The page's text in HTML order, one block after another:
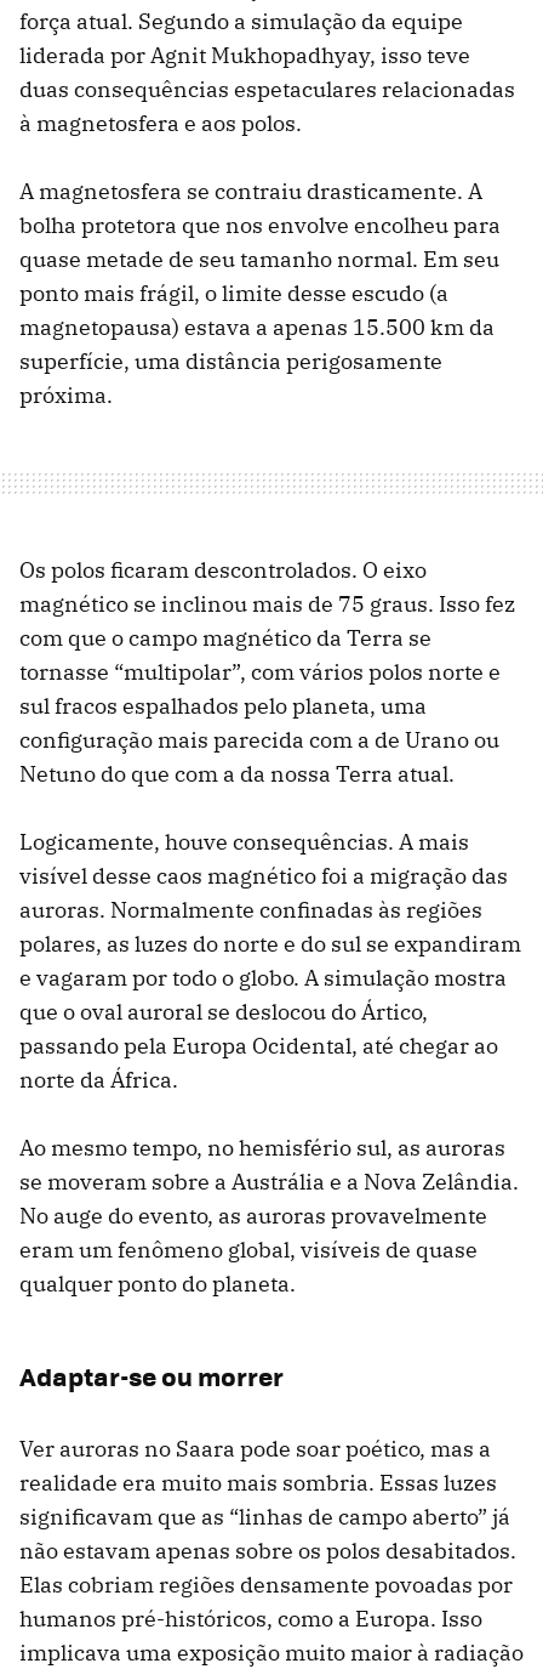
força atual. Segundo a simulação da equipe
liderada por Agnit Mukhopadhyay, isso teve
duas consequências espetaculares relacionadas
à magnetosfera e aos polos.
A magnetosfera se contraiu drasticamente. A
bolha protetora que nos envolve encolheu para
quase metade de seu tamanho normal. Em seu
ponto mais frágil, o limite desse escudo (a
magnetopausa) estava a apenas 15.500 km da
superfície, uma distância perigosamente
próxima.
Os polos ficaram descontrolados. O eixo
magnético se inclinou mais de 75 graus. Isso fez
com que o campo magnético da Terra se
tornasse “multipolar”, com vários polos norte e
sul fracos espalhados pelo planeta, uma
configuração mais parecida com a de Urano ou
Netuno do que com a da nossa Terra atual.
Logicamente, houve consequências. A mais
visível desse caos magnético foi a migração das
auroras. Normalmente confinadas às regiões
polares, as luzes do norte e do sul se expandiram
e vagaram por todo o globo. A simulação mostra
que o oval auroral se deslocou do Ártico,
passando pela Europa Ocidental, até chegar ao
norte da África.
Ao mesmo tempo, no hemisfério sul, as auroras
se moveram sobre a Austrália e a Nova Zelândia.
No auge do evento, as auroras provavelmente
eram um fenômeno global, visíveis de quase
qualquer ponto do planeta.
Adaptar-se ou morrer
Ver auroras no Saara pode soar poético, mas a
realidade era muito mais sombria. Essas luzes
significavam que as “linhas de campo aberto” já
não estavam apenas sobre os polos desabitados.
Elas cobriam regiões densamente povoadas por
humanos pré-históricos, como a Europa. Isso
implicava uma exposição muito maior à radiação